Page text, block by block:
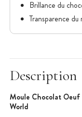
Brillance du
Transparence du
Description
Moule Chocolat Oeuf
World